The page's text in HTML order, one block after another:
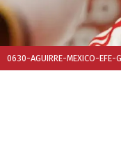
0630-AGUIRRE-MEXICO-EFE-G